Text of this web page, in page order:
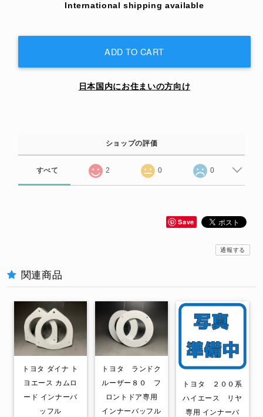
International shipping available
ADD TO CART
日本国内にお住まいの方向け
ショップの評価
すべて 2 0 0
Save
通報する
関連商品
トヨタ ダイナ ト
ヨエース カムロ
ード インナーバ
ッフル
トヨタ ランドク
ルーザー８０ フ
ロントドア専用
インナーバッフル
トヨタ ２００系
ハイエース リヤ
専用 インナーバ